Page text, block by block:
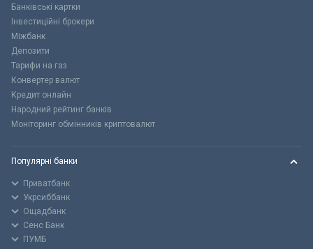
Банківські картки
Інвестиційні брокери
Міжбанк
Депозити
Тарифи на газ
Конвертер валют
Кредит онлайн
Народний рейтинг банків
Моніторинг обмінників криптовалют
Популярні банки
Приватбанк
Укрсиббанк
Ощадбанк
Сенс Банк
ПУМБ